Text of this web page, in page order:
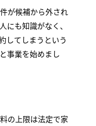
が候補から外され
にも知識がなく、
してしまうという
事業を始めまし
の上限は法定で家